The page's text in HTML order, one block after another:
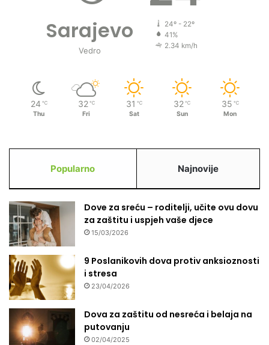
Sarajevo
Vedro
24º - 22º
41%
2.34 km/h
24 ℃
Thu
32 ℃
Fri
31 ℃
Sat
32 ℃
Sun
35 ℃
Mon
Popularno Najnovije
Dove za sreću – roditelji, učite ovu dovu
za zaštitu i uspjeh vaše djece
15/03/2026
9 Poslanikovih dova protiv anksioznosti
i stresa
23/04/2026
Dova za zaštitu od nesreća i belaja na
putovanju
02/04/2025